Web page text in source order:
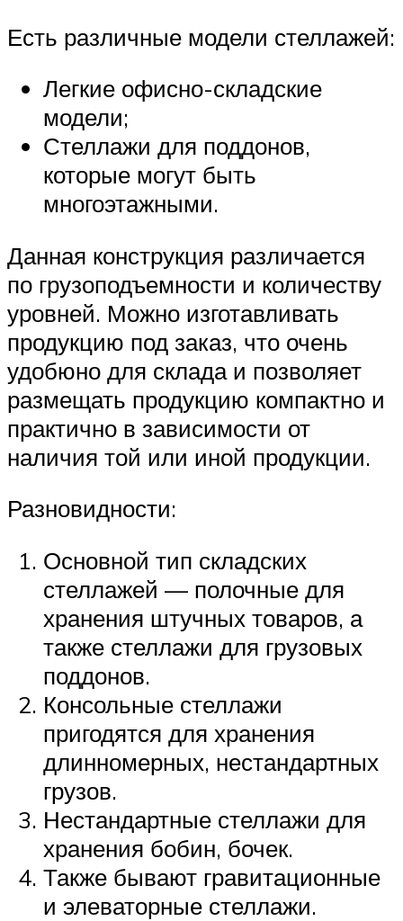
Есть различные модели стеллажей:
Легкие офисно-складские
модели;
Стеллажи для поддонов,
которые могут быть
многоэтажными.
Данная конструкция различается
по грузоподъемности и количеству
уровней. Можно изготавливать
продукцию под заказ, что очень
удобюно для склада и позволяет
размещать продукцию компактно и
практично в зависимости от
наличия той или иной продукции.
Разновидности:
Основной тип складских
стеллажей — полочные для
хранения штучных товаров, а
также стеллажи для грузовых
поддонов.
Консольные стеллажи
пригодятся для хранения
длинномерных, нестандартных
грузов.
Нестандартные стеллажи для
хранения бобин, бочек.
Также бывают гравитационные
и элеваторные стеллажи.